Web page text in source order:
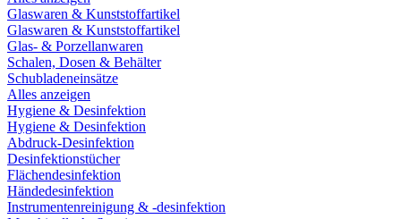
Glaswaren & Kunststoffartikel
Glaswaren & Kunststoffartikel
Glas- & Porzellanwaren
Schalen, Dosen & Behälter
Schubladeneinsätze
Alles anzeigen
Hygiene & Desinfektion
Hygiene & Desinfektion
Abdruck-Desinfektion
Desinfektionstücher
Flächendesinfektion
Händedesinfektion
Instrumentenreinigung & -desinfektion